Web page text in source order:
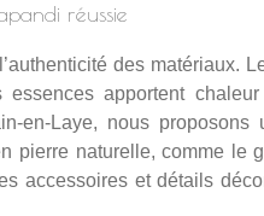
réussie
des matériaux.
apportent
en-Laye, nous proposons
pierre naturelle, comme
accessoires et détails